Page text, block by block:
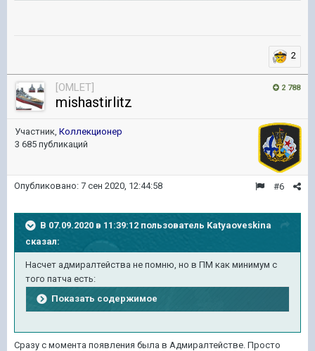
2
2 788
[OMLET]
mishastirlitz
Участник, Коллекционер
3 685 публикаций
#6
Опубликовано: 7 сен 2020, 12:44:58
В 07.09.2020 в 11:39:12 пользователь Katyaoveskina
сказал:
Насчет адмиралтейства не помню, но в ПМ как минимум с
того патча есть:
Показать содержимое
Сразу с момента появления была в Адмиралтействе. Просто